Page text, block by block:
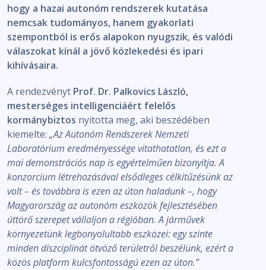
hogy a hazai autonóm rendszerek kutatása
nemcsak tudományos, hanem gyakorlati
szempontból is erős alapokon nyugszik, és valódi
válaszokat kínál a jövő közlekedési és ipari
kihívásaira.
A rendezvényt Prof. Dr. Palkovics László,
mesterséges intelligenciáért felelős
kormánybiztos nyitotta meg, aki beszédében
kiemelte: „Az Autonóm Rendszerek Nemzeti
Laboratórium eredményessége vitathatatlan, és ezt a
mai demonstrációs nap is egyértelműen bizonyítja. A
konzorcium létrehozásával elsődleges célkitűzésünk az
volt – és továbbra is ezen az úton haladunk –, hogy
Magyarország az autonóm eszközök fejlesztésében
úttörő szerepet vállaljon a régióban. A járművek
környezetünk legbonyolultabb eszközei: egy szinte
minden diszciplínát ötvöző területről beszélünk, ezért a
közös platform kulcsfontosságú ezen az úton.”